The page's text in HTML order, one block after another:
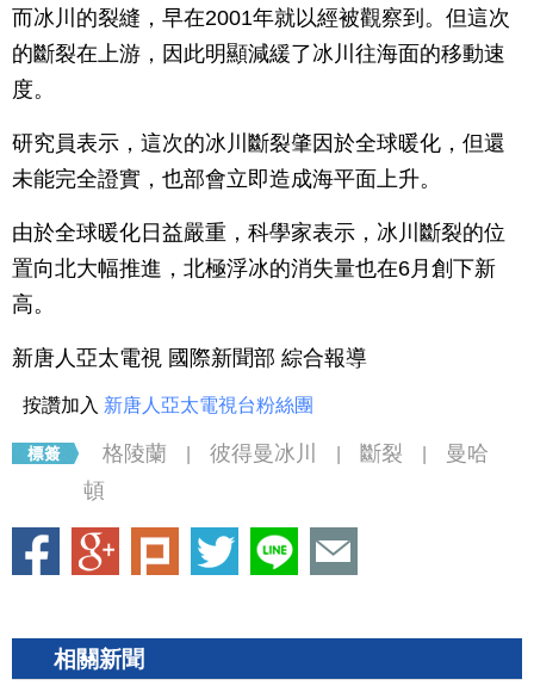
而冰川的裂縫，早在2001年就以經被觀察到。但這次
的斷裂在上游，因此明顯減緩了冰川往海面的移動速
度。
研究員表示，這次的冰川斷裂肇因於全球暖化，但還
未能完全證實，也部會立即造成海平面上升。
由於全球暖化日益嚴重，科學家表示，冰川斷裂的位
置向北大幅推進，北極浮冰的消失量也在6月創下新
高。
新唐人亞太電視 國際新聞部 綜合報導
按讚加入 新唐人亞太電視台粉絲團
格陵蘭 彼得曼冰川 斷裂
曼哈
頓
相關新聞